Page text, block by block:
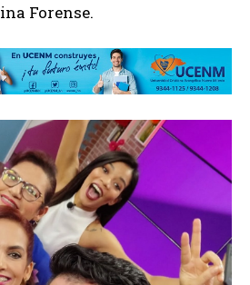
Forense.